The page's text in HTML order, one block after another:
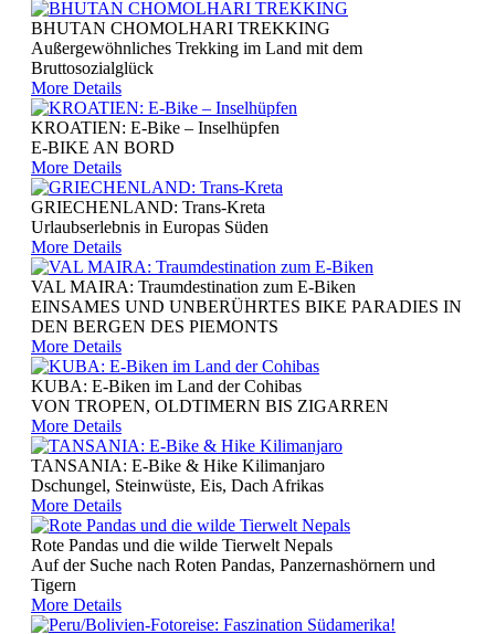
BHUTAN CHOMOLHARI TREKKING
Außergewöhnliches Trekking im Land mit dem
Bruttosozialglück
More Details
KROATIEN: E-Bike – Inselhüpfen
E-BIKE AN BORD
More Details
GRIECHENLAND: Trans-Kreta
Urlaubserlebnis in Europas Süden
More Details
VAL MAIRA: Traumdestination zum E-Biken
EINSAMES UND UNBERÜHRTES BIKE PARADIES IN
DEN BERGEN DES PIEMONTS
More Details
KUBA: E-Biken im Land der Cohibas
VON TROPEN, OLDTIMERN BIS ZIGARREN
More Details
TANSANIA: E-Bike & Hike Kilimanjaro
Dschungel, Steinwüste, Eis, Dach Afrikas
More Details
Rote Pandas und die wilde Tierwelt Nepals
Auf der Suche nach Roten Pandas, Panzernashörnern und
Tigern
More Details